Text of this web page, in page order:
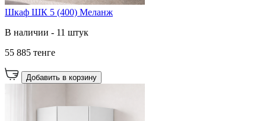
Шкаф ШК 5 (400) Меланж
В наличии - 11 штук
55 885 тенге
Добавить в корзину